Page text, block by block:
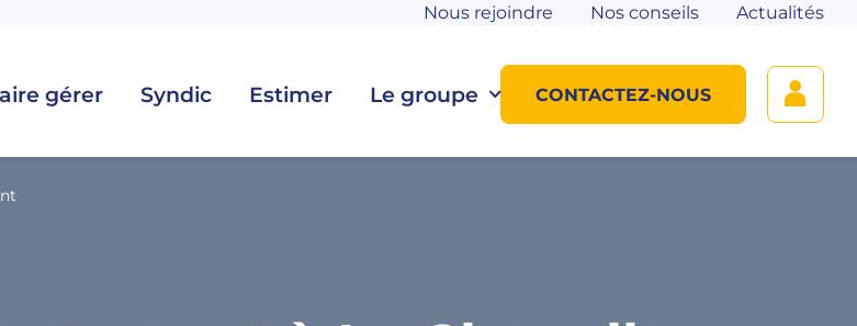
gérer Syndic Estimer Le groupe
Nous rejoindre Nos conseils Actualités
CONTACTEZ-NOUS